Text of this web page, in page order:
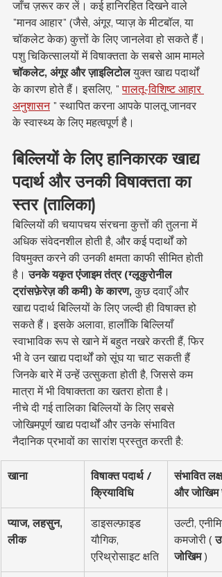
जाँच ज़रूर कर लें। कई हानिरहित दिखने वाले
"मानव आहार" (जैसे, अंगूर, प्याज़ के मीटबॉल, या
चॉकलेट केक) कुत्तों के लिए जानलेवा हो सकते हैं।
पशु चिकित्सालयों में विषाक्तता के सबसे आम मामले
चॉकलेट, अंगूर और ज़ाइलिटोल युक्त खाद्य पदार्थों
के कारण होते हैं। इसलिए, " पालतू-विशिष्ट आहार
अनुशासन " स्थापित करना आपके पालतू जानवर
के स्वास्थ्य के लिए महत्वपूर्ण है।
बिल्लियों के लिए हानिकारक खाद्य
पदार्थ और उनकी विषाक्तता का
स्तर (तालिका)
बिल्लियों की चयापचय संरचना कुत्तों की तुलना में
अधिक संवेदनशील होती है, और कई पदार्थों को
विषमुक्त करने की उनकी क्षमता काफी सीमित होती
है। उनके यकृत एंजाइम तंत्र (ग्लूकुरोनील
ट्रांसफ़ेरेज़ की कमी) के कारण, कुछ दवाएँ और
खाद्य पदार्थ बिल्लियों के लिए जल्दी ही विषाक्त हो
सकते हैं। इसके अलावा, हालाँकि बिल्लियाँ
स्वाभाविक रूप से खाने में बहुत नखरे करती हैं, फिर
भी वे उन खाद्य पदार्थों को सूंघ या चाट सकती हैं
जिनके बारे में उन्हें उत्सुकता होती है, जिससे कम
मात्रा में भी विषाक्तता का खतरा होता है।
नीचे दी गई तालिका बिल्लियों के लिए सबसे
जोखिमपूर्ण खाद्य पदार्थों और उनके संभावित
नैदानिक प्रभावों का सारांश प्रस्तुत करती है:
खाना
विषाक्त पदार्थ /
क्रियाविधि
संभावित
और जोखिम
प्याज, लहसुन,
लीक
डाइसल्फ़ाइड
यौगिक,
एरिथ्रोसाइट क्षति
उल्टी,
कमजोरी (
जोखिम )